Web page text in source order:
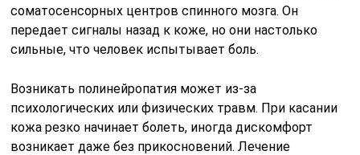
соматосенсорных центров спинного мозга. Он
передает сигналы назад к коже, но они настолько
сильные, что человек испытывает боль.
Возникать полинейропатия может из-за
психологических или физических травм. При касании
кожа резко начинает болеть, иногда дискомфорт
возникает даже без прикосновений. Лечение